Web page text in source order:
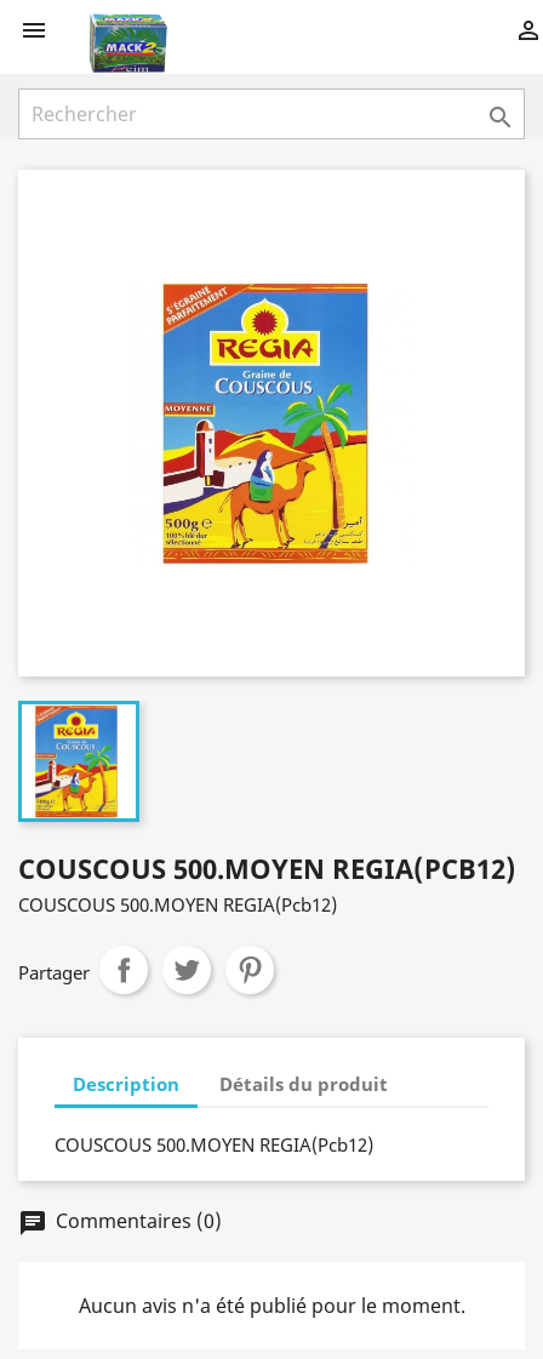
 

COUSCOUS 500.MOYEN REGIA(PCB12)
COUSCOUS 500.MOYEN REGIA(Pcb12)
Partager
Description Détails du produit
COUSCOUS 500.MOYEN REGIA(Pcb12)
chat Commentaires (0)
Aucun avis n'a été publié pour le moment.